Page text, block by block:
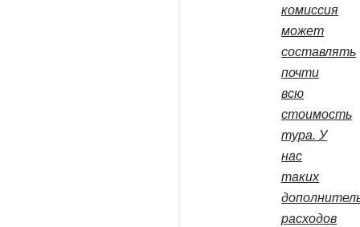
комиссия
может
составлять
почти
всю
стоимость
тура. У
нас
таких
расходов